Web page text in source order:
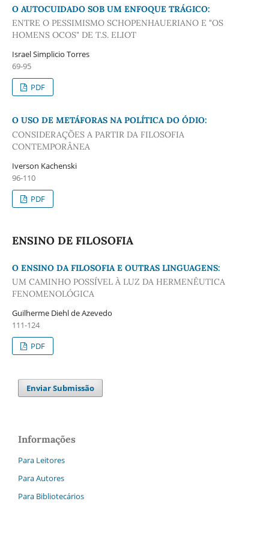
O AUTOCUIDADO SOB UM ENFOQUE TRÁGICO:
ENTRE O PESSIMISMO SCHOPENHAUERIANO E "OS
HOMENS OCOS" DE T.S. ELIOT
Israel Simplicio Torres
69-95
PDF
O USO DE METÁFORAS NA POLÍTICA DO ÓDIO:
CONSIDERAÇÕES A PARTIR DA FILOSOFIA
CONTEMPORÂNEA
Iverson Kachenski
96-110
PDF
ENSINO DE FILOSOFIA
O ENSINO DA FILOSOFIA E OUTRAS LINGUAGENS:
UM CAMINHO POSSÍVEL À LUZ DA HERMENÊUTICA
FENOMENOLÓGICA
Guilherme Diehl de Azevedo
111-124
PDF
Enviar Submissão
Informações
Para Leitores
Para Autores
Para Bibliotecários